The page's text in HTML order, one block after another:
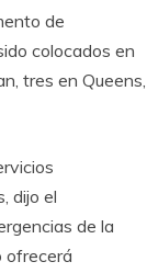
de
colocados en
tres en Queens,
dijo el
de la
ofrecerá